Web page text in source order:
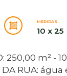
MEDIDAS
10 x 25
250,00 m² -
DA RUA: